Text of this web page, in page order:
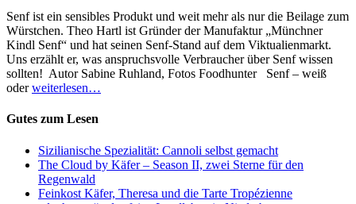
Senf ist ein sensibles Produkt und weit mehr als nur die Beilage zum
Würstchen. Theo Hartl ist Gründer der Manufaktur „Münchner
Kindl Senf“ und hat seinen Senf-Stand auf dem Viktualienmarkt.
Uns erzählt er, was anspruchsvolle Verbraucher über Senf wissen
sollten! Autor Sabine Ruhland, Fotos Foodhunter Senf – weiß
oderweiterlesen…
Gutes zum Lesen
Sizilianische Spezialität: Cannoli selbst gemacht
The Cloud by Käfer – Season II, zwei Sterne für den
Regenwald
Feinkost Käfer, Theresa und die Tarte Tropézienne